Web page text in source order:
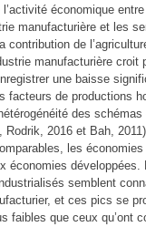
économique
manufacturière et les
contribution de
manufacturière
une baisse
facteurs de productions
des
2016 et Bah,
les
économies
semblent
et ces pics se
faibles que ceux qu’ont